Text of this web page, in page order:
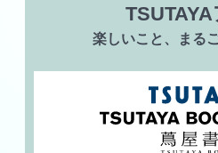
TSUTAYA
楽しいこと、まる